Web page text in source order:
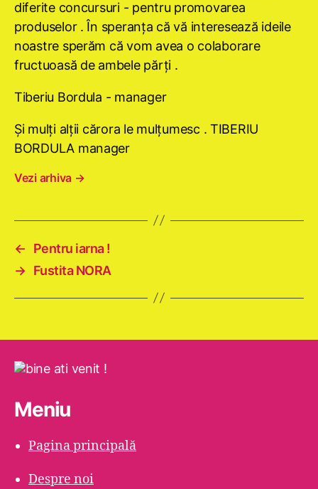
diferite concursuri - pentru promovarea
produselor . În speranţa că vă interesează ideile
noastre sperăm că vom avea o colaborare
fructuoasă de ambele părţi .
Tiberiu Bordula - manager
Şi mulţi alţii cărora le mulţumesc . TIBERIU
BORDULA manager
Vezi arhiva →
←
Pentru iarna !
→ Fustita NORA
Meniu
Pagina principală
Despre noi